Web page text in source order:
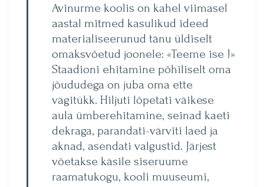
Avinurme koolis on kahel viimasel
aastal mitmed kasulikud ideed
materialiseerunud tänu üldiselt
omaksvõetud joonele: «Teeme ise !»
Staadioni ehitamine põhiliselt oma
jõududega on juba oma­ ette
vägitükk. Hiljuti lõpetati väikese
aula ümberehitamine, seinad kaeti
dekraga, parandati-värviti laed ja
aknad, asendati valgustid. Järjest
võetakse käsile siseruume
raamatukogu, kooli muuseumi,